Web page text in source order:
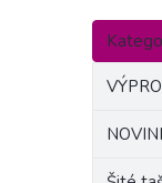
P
s
Přeskočit
kategorie